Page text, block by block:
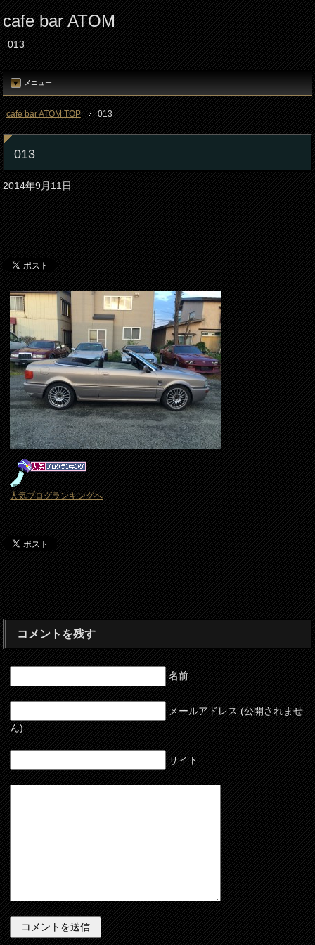
cafe bar ATOM
013
メニュー
cafe bar ATOM TOP 013
013
2014年9月11日
人気ブログランキングへ
コメントを残す
名前
メールアドレス (公開されませ
ん)
サイト